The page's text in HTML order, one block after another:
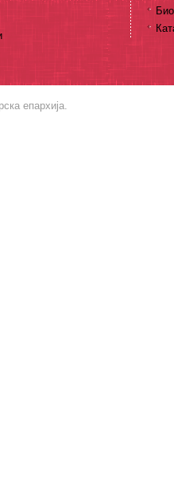
епархија.